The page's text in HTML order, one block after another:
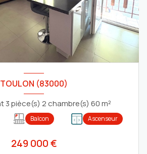
TOULON (83000)
Appartement 3 pièce(s) 2 chambre(s) 60 m²
Balcon Ascenseur
249 000 €